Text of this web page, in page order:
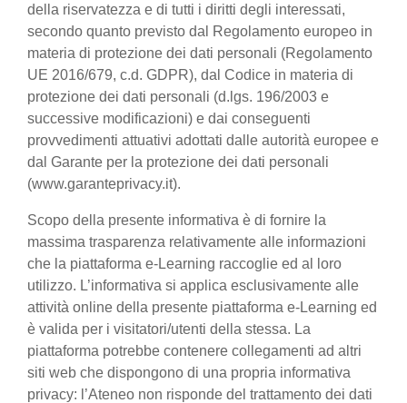
della riservatezza e di tutti i diritti degli interessati,
secondo quanto previsto dal Regolamento europeo in
materia di protezione dei dati personali (Regolamento
UE 2016/679, c.d. GDPR), dal Codice in materia di
protezione dei dati personali (d.lgs. 196/2003 e
successive modificazioni) e dai conseguenti
provvedimenti attuativi adottati dalle autorità europee e
dal Garante per la protezione dei dati personali
(www.garanteprivacy.it).
Scopo della presente informativa è di fornire la
massima trasparenza relativamente alle informazioni
che la piattaforma e-Learning raccoglie ed al loro
utilizzo. L’informativa si applica esclusivamente alle
attività online della presente piattaforma e-Learning ed
è valida per i visitatori/utenti della stessa. La
piattaforma potrebbe contenere collegamenti ad altri
siti web che dispongono di una propria informativa
privacy: l’Ateneo non risponde del trattamento dei dati